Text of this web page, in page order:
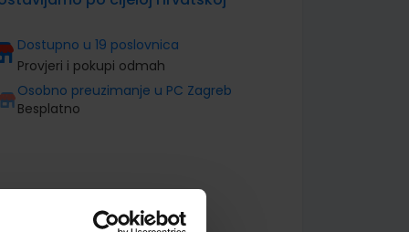
Dostupno u 19 poslovnica
Provjeri i pokupi odmah
Osobno preuzimanje u PC Zagreb
Besplatno